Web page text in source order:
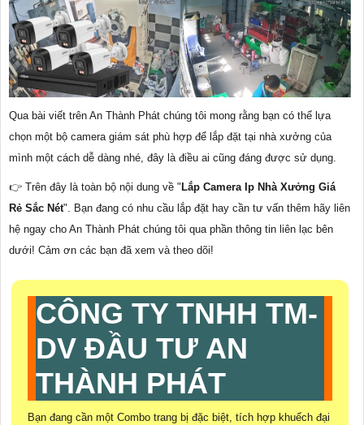
Qua bài viết trên An Thành Phát chúng tôi mong rằng bạn có thể lựa
chọn một bộ camera giám sát phù hợp để lắp đặt tại nhà xưởng của
mình một cách dễ dàng nhé, đây là điều ai cũng đáng được sử dụng.
👉 Trên đây là toàn bộ nội dung về " Lắp Camera Ip Nhà Xưởng Giá
Rẻ Sắc Nét". Bạn đang có nhu cầu lắp đặt hay cần tư vấn thêm hãy liên
hệ ngay cho An Thành Phát chúng tôi qua phần thông tin liên lạc bên
dưới! Cảm ơn các bạn đã xem và theo dõi!
CÔNG TY TNHH TM-
DV ĐẦU TƯ AN
THÀNH PHÁT
Bạn đang cần một Combo trang bị đặc biệt, tích hợp khuếch đại